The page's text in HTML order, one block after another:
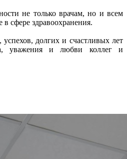
не только врачам, но и всем
в сфере здравоохранения.
успехов, долгих и счастливых лет
уважения и любви коллег и